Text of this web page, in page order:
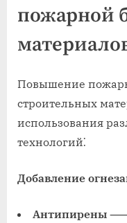
пожарной
Повышение
строительных
использования
технологий⁚
Добавление
Антипирены ⸺